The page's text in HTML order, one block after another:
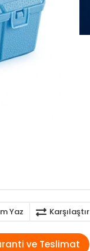
Yaz Karşılaştır
ve Teslimat